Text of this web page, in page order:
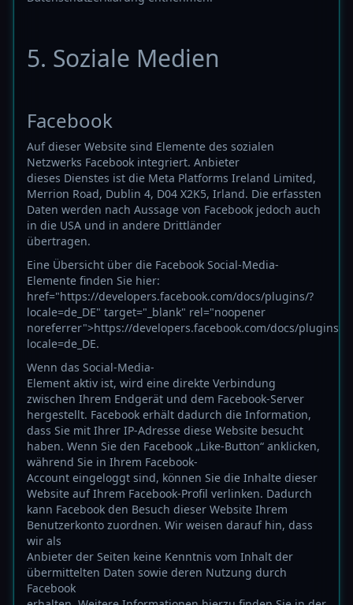
5. Soziale Medien
Facebook
Auf dieser Website sind Elemente des sozialen
Netzwerks Facebook integriert. Anbieter
dieses Dienstes ist die Meta Platforms Ireland Limited,
Merrion Road, Dublin 4, D04 X2K5, Irland. Die erfassten
Daten werden nach Aussage von Facebook jedoch auch
in die USA und in andere Drittländer
übertragen.
Eine Übersicht über die Facebook Social-Media-
Elemente finden Sie hier:
href="https://developers.facebook.com/docs/plugins/?
locale=de_DE" target="_blank" rel="noopener
noreferrer">https://developers.facebook.com/docs/plugins/?
locale=de_DE.
Wenn das Social-Media-
Element aktiv ist, wird eine direkte Verbindung
zwischen Ihrem Endgerät und dem Facebook-Server
hergestellt. Facebook erhält dadurch die Information,
dass Sie mit Ihrer IP-Adresse diese Website besucht
haben. Wenn Sie den Facebook „Like-Button“ anklicken,
während Sie in Ihrem Facebook-
Account eingeloggt sind, können Sie die Inhalte dieser
Website auf Ihrem Facebook-Profil verlinken. Dadurch
kann Facebook den Besuch dieser Website Ihrem
Benutzerkonto zuordnen. Wir weisen darauf hin, dass
wir als
Anbieter der Seiten keine Kenntnis vom Inhalt der
übermittelten Daten sowie deren Nutzung durch
Facebook